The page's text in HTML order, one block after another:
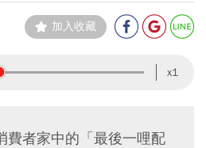
加入收藏
x1
費者家中的「最後一哩配